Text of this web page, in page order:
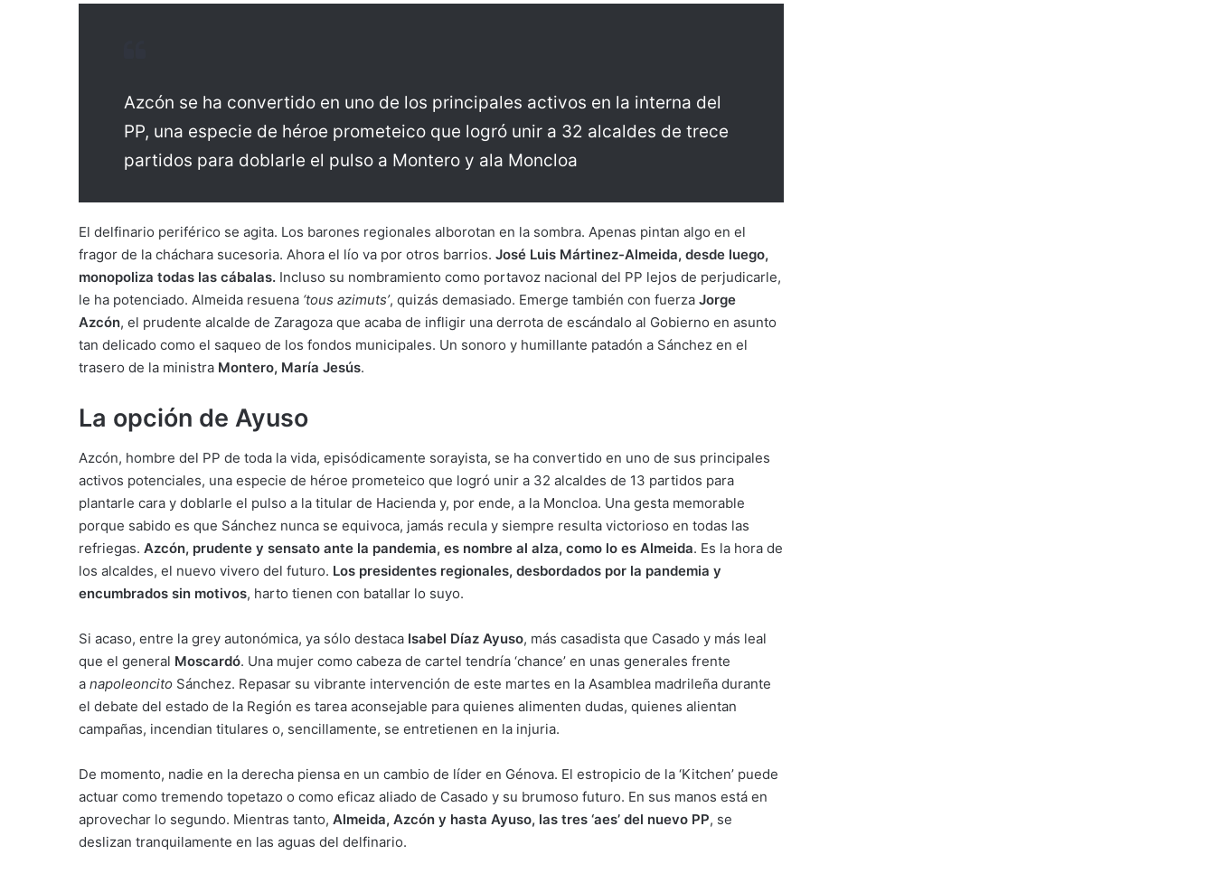
Azcón se ha convertido en uno de los principales activos en la interna del
PP, una especie de héroe prometeico que logró unir a 32 alcaldes de trece
partidos para doblarle el pulso a Montero y ala Moncloa
El delfinario periférico se agita. Los barones regionales alborotan en la sombra. Apenas pintan algo en el
fragor de la cháchara sucesoria. Ahora el lío va por otros barrios. José Luis Mártinez-Almeida, desde luego,
monopoliza todas las cábalas. Incluso su nombramiento como portavoz nacional del PP lejos de perjudicarle,
le ha potenciado. Almeida resuena ‘tous azimuts’, quizás demasiado. Emerge también con fuerza Jorge
Azcón, el prudente alcalde de Zaragoza que acaba de infligir una derrota de escándalo al Gobierno en asunto
tan delicado como el saqueo de los fondos municipales. Un sonoro y humillante patadón a Sánchez en el
trasero de la ministra Montero, María Jesús.
La opción de Ayuso
Azcón, hombre del PP de toda la vida, episódicamente sorayista, se ha convertido en uno de sus principales
activos potenciales, una especie de héroe prometeico que logró unir a 32 alcaldes de 13 partidos para
plantarle cara y doblarle el pulso a la titular de Hacienda y, por ende, a la Moncloa. Una gesta memorable
porque sabido es que Sánchez nunca se equivoca, jamás recula y siempre resulta victorioso en todas las
refriegas. Azcón, prudente y sensato ante la pandemia, es nombre al alza, como lo es Almeida. Es la hora de
los alcaldes, el nuevo vivero del futuro. Los presidentes regionales, desbordados por la pandemia y
encumbrados sin motivos, harto tienen con batallar lo suyo.
Si acaso, entre la grey autonómica, ya sólo destaca Isabel Díaz Ayuso, más casadista que Casado y más leal
que el general Moscardó. Una mujer como cabeza de cartel tendría ‘chance’ en unas generales frente
a napoleoncito Sánchez. Repasar su vibrante intervención de este martes en la Asamblea madrileña durante
el debate del estado de la Región es tarea aconsejable para quienes alimenten dudas, quienes alientan
campañas, incendian titulares o, sencillamente, se entretienen en la injuria.
De momento, nadie en la derecha piensa en un cambio de líder en Génova. El estropicio de la ‘Kitchen’ puede
actuar como tremendo topetazo o como eficaz aliado de Casado y su brumoso futuro. En sus manos está en
aprovechar lo segundo. Mientras tanto, Almeida, Azcón y hasta Ayuso, las tres ‘aes’ del nuevo PP, se
deslizan tranquilamente en las aguas del delfinario.